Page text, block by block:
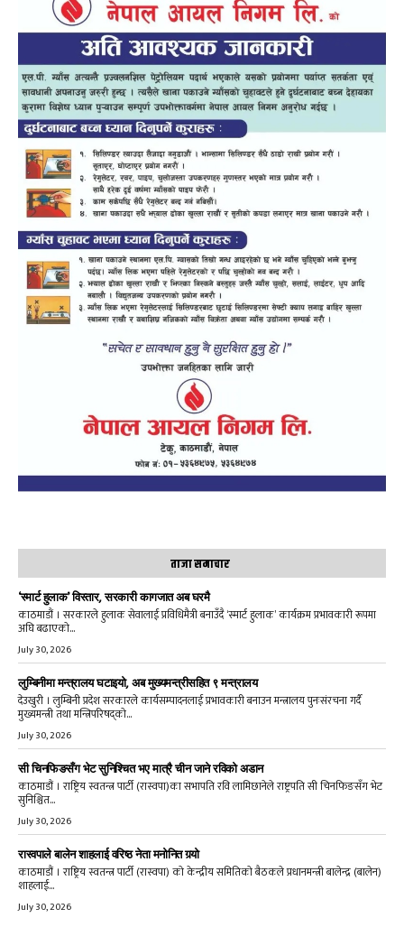
ताजा समाचार
‘स्मार्ट हुलाक’ विस्तार, सरकारी कागजात अब घरमै
काठमाडौं । सरकारले हुलाक सेवालाई प्रविधिमैत्री बनाउँदै ‘स्मार्ट हुलाक’ कार्यक्रम प्रभावकारी रूपमा
अघि बढाएको...
July 30, 2026
लुम्बिनीमा मन्त्रालय घटाइयो, अब मुख्यमन्त्रीसहित ९ मन्त्रालय
देउखुरी । लुम्बिनी प्रदेश सरकारले कार्यसम्पादनलाई प्रभावकारी बनाउन मन्त्रालय पुनःसंरचना गर्दै
मुख्यमन्त्री तथा मन्त्रिपरिषद्को...
July 30, 2026
सी चिनफिङसँग भेट सुनिश्चित भए मात्रै चीन जाने रविको अडान
काठमाडौं । राष्ट्रिय स्वतन्त्र पार्टी (रास्वपा)का सभापति रवि लामिछानेले राष्ट्रपति सी चिनफिङसँग भेट
सुनिश्चित...
July 30, 2026
रास्वपाले बालेन शाहलाई वरिष्ठ नेता मनोनित गर्‍यो
काठमाडौं । राष्ट्रिय स्वतन्त्र पार्टी (रास्वपा) को केन्द्रीय समितिको बैठकले प्रधानमन्त्री बालेन्द्र (बालेन)
शाहलाई...
July 30, 2026